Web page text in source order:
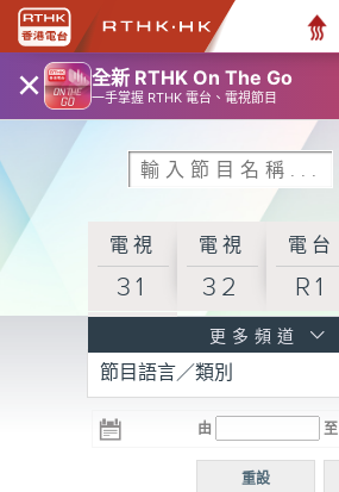
× 全新 RTHK On The Go
一手掌握 RTHK 電台、電視節目
電視
31
電視
32
電台
R1
R3
電台 電台
R5
電台
普通
更多頻道
節目語言／類別
由 至
重設